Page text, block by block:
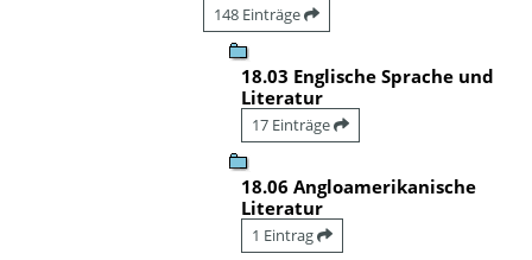
148 Einträge
18.03 Englische Sprache und
Literatur
17 Einträge
18.06 Angloamerikanische
Literatur
1 Eintrag